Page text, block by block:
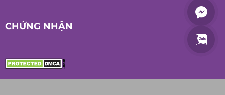
CHỨNG NHẬN